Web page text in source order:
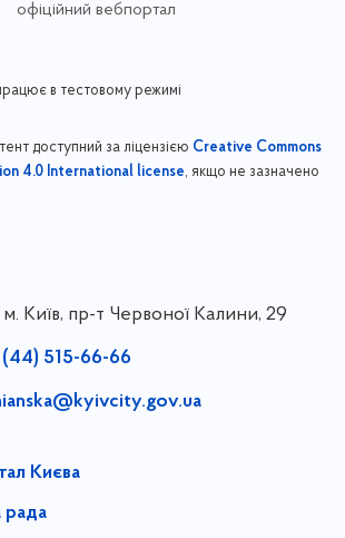
офіційний вебпортал
в тестовому режимі
доступний за ліцензією Creative Commons
4.0 International license, якщо не зазначено
Київ, пр-т Червоної Калини, 29
515-66-66
Києва
рада